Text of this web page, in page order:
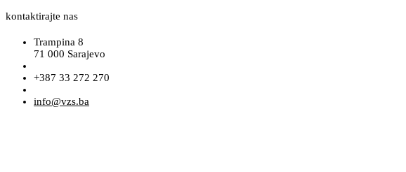
kontaktirajte nas
Trampina 8
71 000 Sarajevo
+387 33 272 270
info@vzs.ba